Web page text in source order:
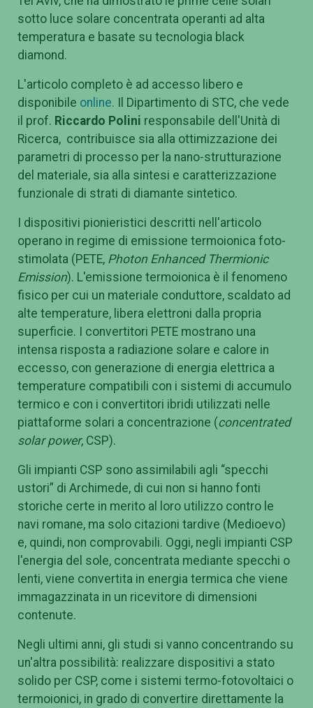
sotto luce solare concentrata operanti ad alta
temperatura e basate su tecnologia black
diamond.
L'articolo completo è ad accesso libero e
disponibile online. Il Dipartimento di STC, che vede
il prof. Riccardo Polini responsabile dell'Unità di
Ricerca, contribuisce sia alla ottimizzazione dei
parametri di processo per la nano-strutturazione
del materiale, sia alla sintesi e caratterizzazione
funzionale di strati di diamante sintetico.
I dispositivi pionieristici descritti nell'articolo
operano in regime di emissione termoionica foto-
stimolata (PETE, Photon Enhanced Thermionic
Emission). L'emissione termoionica è il fenomeno
fisico per cui un materiale conduttore, scaldato ad
alte temperature, libera elettroni dalla propria
superficie. I convertitori PETE mostrano una
intensa risposta a radiazione solare e calore in
eccesso, con generazione di energia elettrica a
temperature compatibili con i sistemi di accumulo
termico e con i convertitori ibridi utilizzati nelle
piattaforme solari a concentrazione (concentrated
solar power, CSP).
Gli impianti CSP sono assimilabili agli “specchi
ustori” di Archimede, di cui non si hanno fonti
storiche certe in merito al loro utilizzo contro le
navi romane, ma solo citazioni tardive (Medioevo)
e, quindi, non comprovabili. Oggi, negli impianti CSP
l'energia del sole, concentrata mediante specchi o
lenti, viene convertita in energia termica che viene
immagazzinata in un ricevitore di dimensioni
contenute.
Negli ultimi anni, gli studi si vanno concentrando su
un'altra possibilità: realizzare dispositivi a stato
solido per CSP, come i sistemi termo-fotovoltaici o
termoionici, in grado di convertire direttamente la